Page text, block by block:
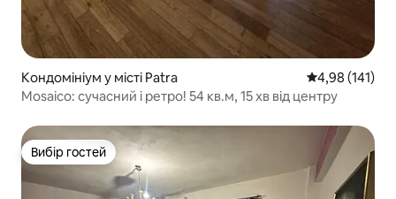
Кондомініум у місті Patra Середня
4,98 (141)
Mosaico: сучасний і ретро! 54 кв.м, 15 хв від центру
Вибір гостей
Вибір гостей